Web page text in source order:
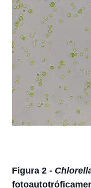
Figura 2 -